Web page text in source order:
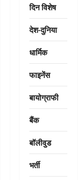
दिन विशेष
देश-दुनिया
धार्मिक
फाइनेंस
बायोग्राफी
बैंक
बॉलीवुड
भर्ती